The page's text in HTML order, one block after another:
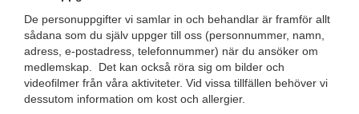
De personuppgifter vi samlar in och behandlar är framför allt
sådana som du själv uppger till oss (personnummer, namn,
adress, e-postadress, telefonnummer) när du ansöker om
medlemskap. Det kan också röra sig om bilder och
videofilmer från våra aktiviteter. Vid vissa tillfällen behöver vi
dessutom information om kost och allergier.